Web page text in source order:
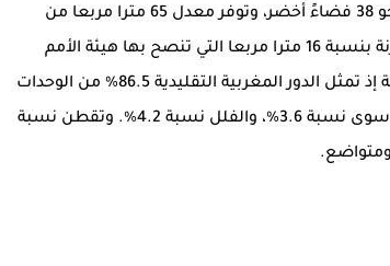
تحافظ بن سليمان على طابع عمراني متميز، إذ تضم نحو 38 فضاءً أخضر، وتوفر معدل 65 مترا مربعا من
المساحات الخضراء لكل ساكن، وهو رقم كبير جدا مقارنة بنسبة 16 مترا مربعا التي تنصح بها هيئة الأمم
المتحدة. ويسود الطابع المعماري التقليدي على المدينة إذ تمثل الدور المغربية التقليدية 86.5% من الوحدات
السكنية في المدينة، في حين لا تمثل الشقق العصرية سوى نسبة 3.6%، والفلل نسبة 4.2%. وتقطن نسبة